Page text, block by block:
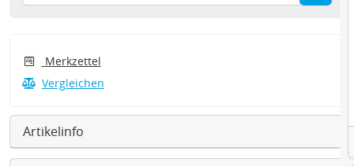
Merkzettel
Vergleichen
Artikelinfo